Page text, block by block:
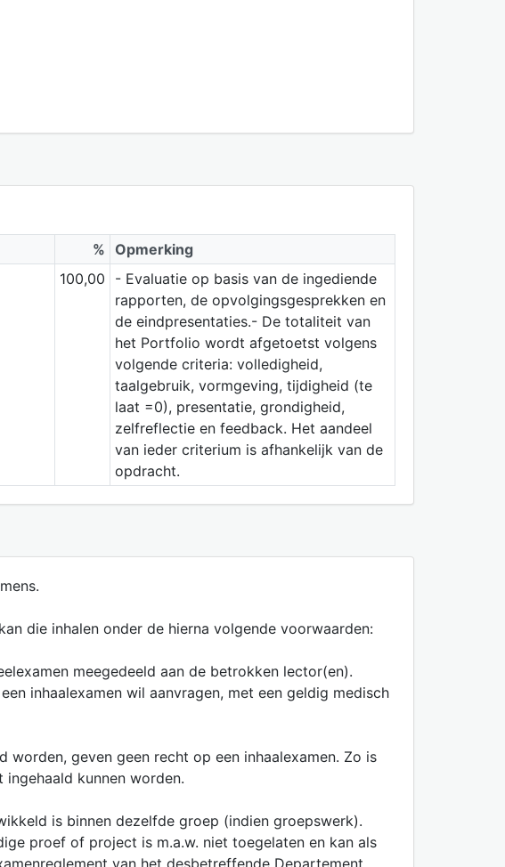
% Opmerking
100,00
- Evaluatie op basis van de ingediende
rapporten, de opvolgingsgesprekken en
de eindpresentaties.- De totaliteit van
het Portfolio wordt afgetoetst volgens
volgende criteria: volledigheid,
taalgebruik, vormgeving, tijdigheid (te
laat =0), presentatie, grondigheid,
zelfreflectie en feedback. Het aandeel
van ieder criterium is afhankelijk van de
opdracht.
die inhalen onder de hierna volgende voorwaarden:
meegedeeld aan de betrokken lector(en).
inhaalexamen wil aanvragen, met een geldig medisch
geven geen recht op een inhaalexamen. Zo is
kunnen worden.
is binnen dezelfde groep (indien groepswerk).
proef of project is m.a.w. niet toegelaten en kan als
van het desbetreffende Departement